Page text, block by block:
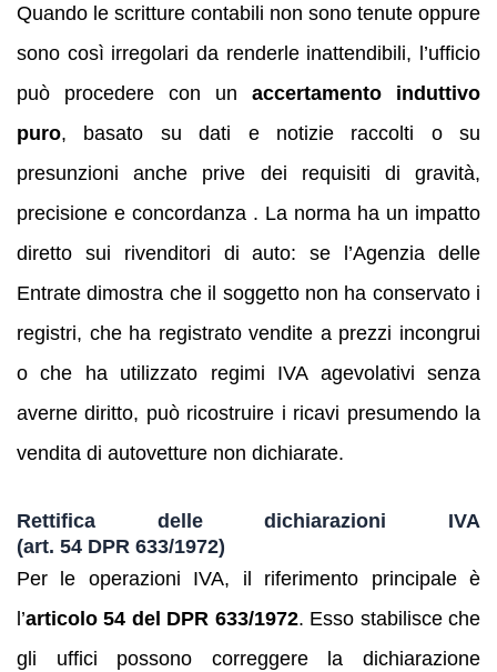
Quando le scritture contabili non sono tenute oppure
sono così irregolari da renderle inattendibili, l’ufficio
può procedere con un accertamento induttivo
puro, basato su dati e notizie raccolti o su
presunzioni anche prive dei requisiti di gravità,
precisione e concordanza . La norma ha un impatto
diretto sui rivenditori di auto: se l’Agenzia delle
Entrate dimostra che il soggetto non ha conservato i
registri, che ha registrato vendite a prezzi incongrui
o che ha utilizzato regimi IVA agevolativi senza
averne diritto, può ricostruire i ricavi presumendo la
vendita di autovetture non dichiarate.
Rettifica delle dichiarazioni IVA
(art. 54 DPR 633/1972)
Per le operazioni IVA, il riferimento principale è
l’articolo 54 del DPR 633/1972. Esso stabilisce che
gli uffici possono correggere la dichiarazione